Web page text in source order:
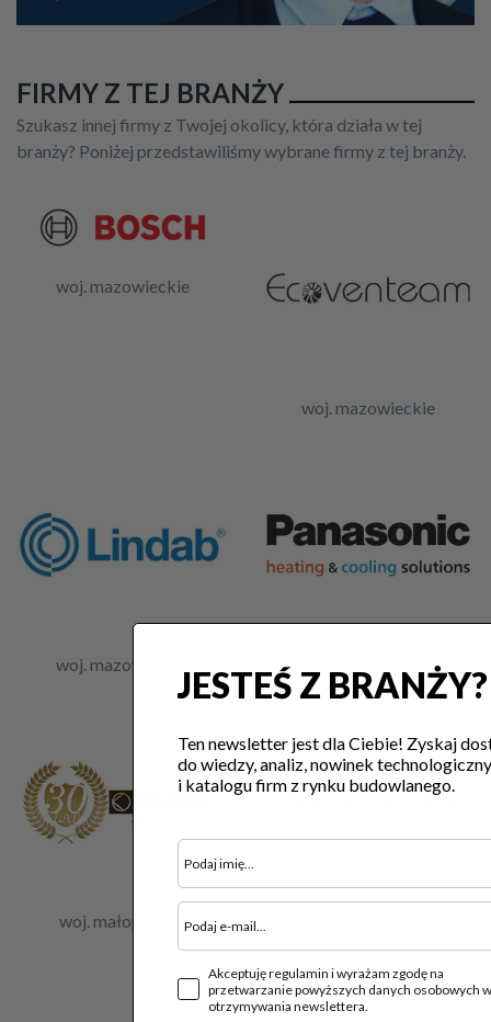
FIRMY Z TEJ BRANŻY
Szukasz innej firmy z Twojej okolicy, która działa w tej
branży? Poniżej przedstawiliśmy wybrane firmy z tej branży.
woj. mazowieckie
woj. mazowieckie
woj. mazowieckie woj. mazowieckie
woj. małopolskie
JESTEŚ Z BRANŻY?
Ten newsletter jest dla Ciebie! Zyskaj
do wiedzy, analiz, nowinek
i katalogu firm z rynku budowlanego.
Akceptuję regulamin i wyrażam zgodę na
przetwarzanie powyższych danych osobowych
otrzymywania newslettera.